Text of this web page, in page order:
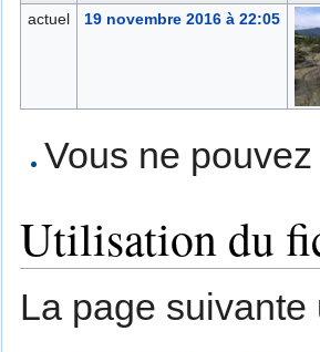
actuel
19 novembre 2016 à 22:05
Vous ne
Utilisation du
La page